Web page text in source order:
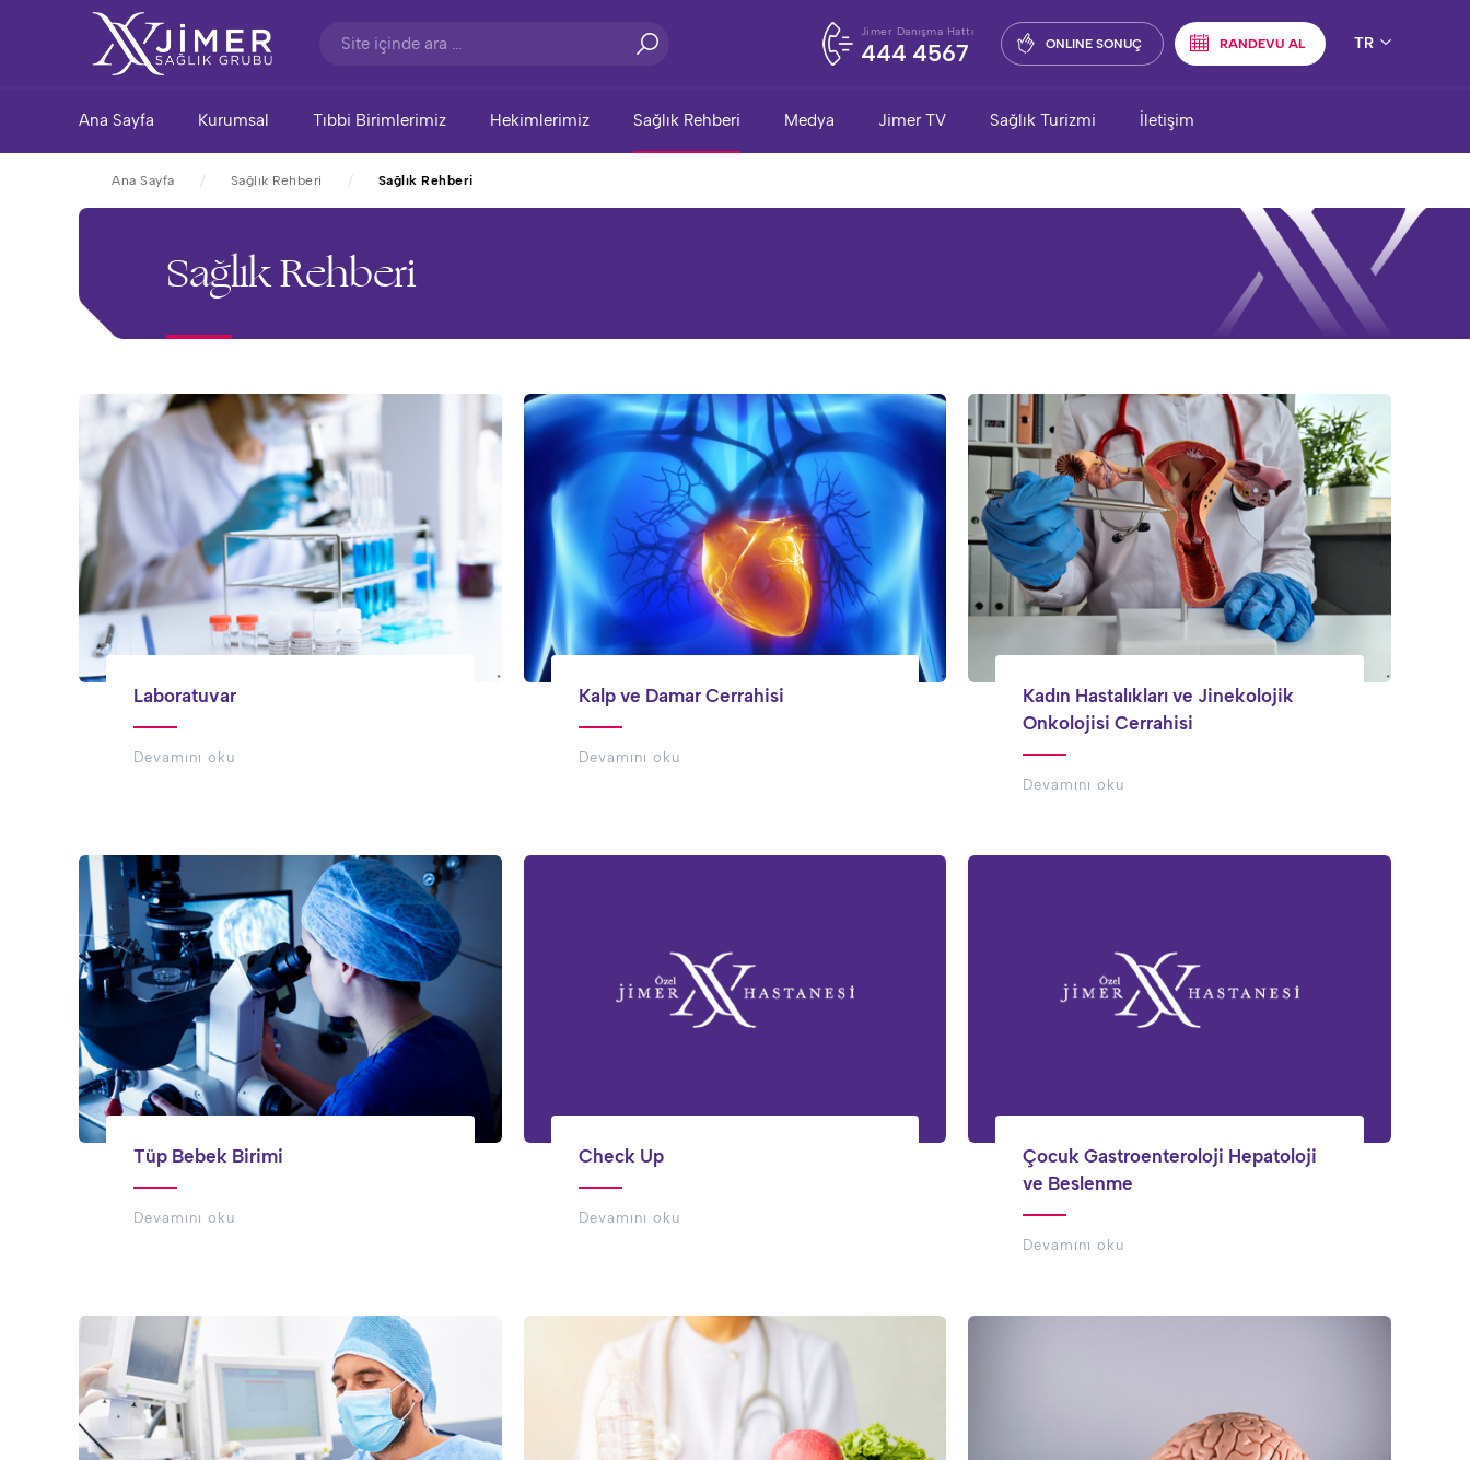
TR
RANDEVU AL
ONLINE SONUÇ
Jimer Danışma Hattı
444 4567
Ana Sayfa Kurumsal Tıbbi Birimlerimiz Hekimlerimiz Sağlık Rehberi Medya Jimer TV Sağlık Turizmi İletişim
Ana Sayfa Sağlık Rehberi Sağlık Rehberi
Sağlık Rehberi
Laboratuvar
Devamını oku
Kalp ve Damar Cerrahisi
Devamını oku
Kadın Hastalıkları ve Jinekolojik
Onkolojisi Cerrahisi
Devamını oku
Tüp Bebek Birimi
Devamını oku
Check Up
Devamını oku
Çocuk Gastroenteroloji Hepatoloji
ve Beslenme
Devamını oku